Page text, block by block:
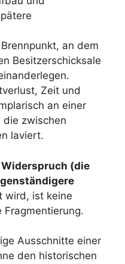
an dem
Besitzerschicksale
Zeit und
an einer
die zwischen
laviert.
(die
wird, ist keine
Fragmentierung.
Ausschnitte einer
den historischen